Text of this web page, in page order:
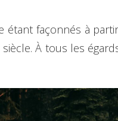
façonnés à
À tous les